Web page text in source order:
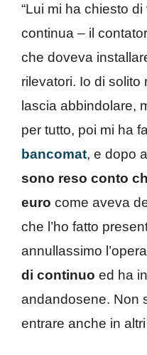
“Lui mi ha chiesto
continua – il
che doveva
rilevatori. Io di
lascia abbindolare,
per tutto, poi mi ha
bancomat, e dopo
sono reso conto
euro come aveva
che l’ho fatto
annullassimo
di continuo ed ha
andandosene. Non
entrare anche in